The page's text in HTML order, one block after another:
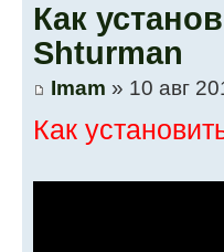
Как
Shturman
Imam » 10 авг
Как